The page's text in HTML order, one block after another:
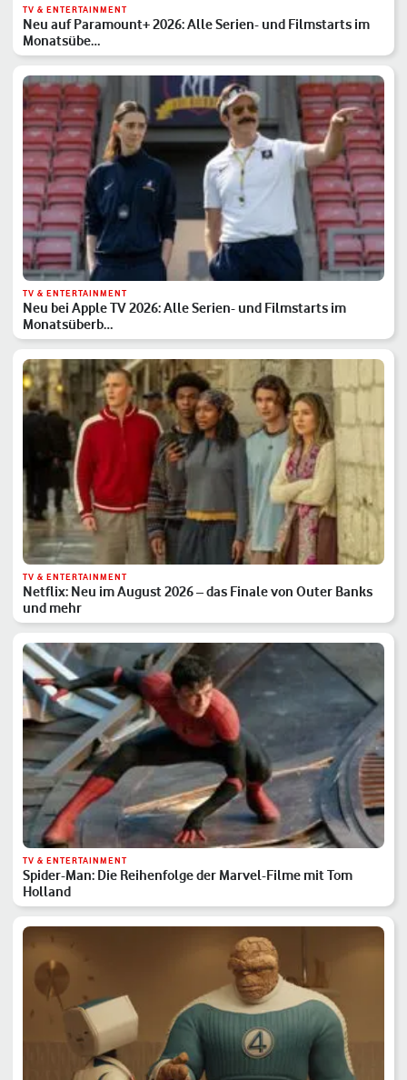
TV & ENTERTAINMENT
Neu auf Paramount+ 2026: Alle Serien- und Filmstarts im
Monatsübe…
TV & ENTERTAINMENT
Neu bei Apple TV 2026: Alle Serien- und Filmstarts im
Monatsüberb…
TV & ENTERTAINMENT
Netflix: Neu im August 2026 – das Finale von Outer Banks
und mehr
TV & ENTERTAINMENT
Spider-Man: Die Reihenfolge der Marvel-Filme mit Tom
Holland